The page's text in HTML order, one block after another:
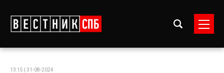
13:15 | 31-08-2024